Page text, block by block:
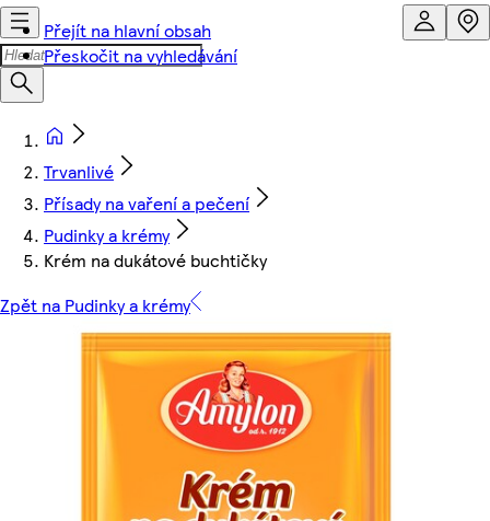
Přejít na hlavní obsah
Přeskočit na vyhledávání
Trvanlivé
Přísady na vaření a pečení
Pudinky a krémy
Krém na dukátové buchtičky
Zpět na Pudinky a krémy